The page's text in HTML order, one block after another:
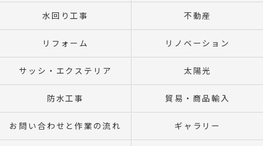
水回り工事 不動産
リフォーム リノベーション
サッシ・エクステリア 太陽光
防水工事 貿易・商品輸入
お問い合わせと作業の流れ ギャラリー